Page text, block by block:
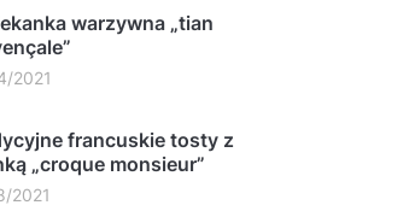
warzywna „tian
2021
francuskie tosty z
„croque monsieur”
2021